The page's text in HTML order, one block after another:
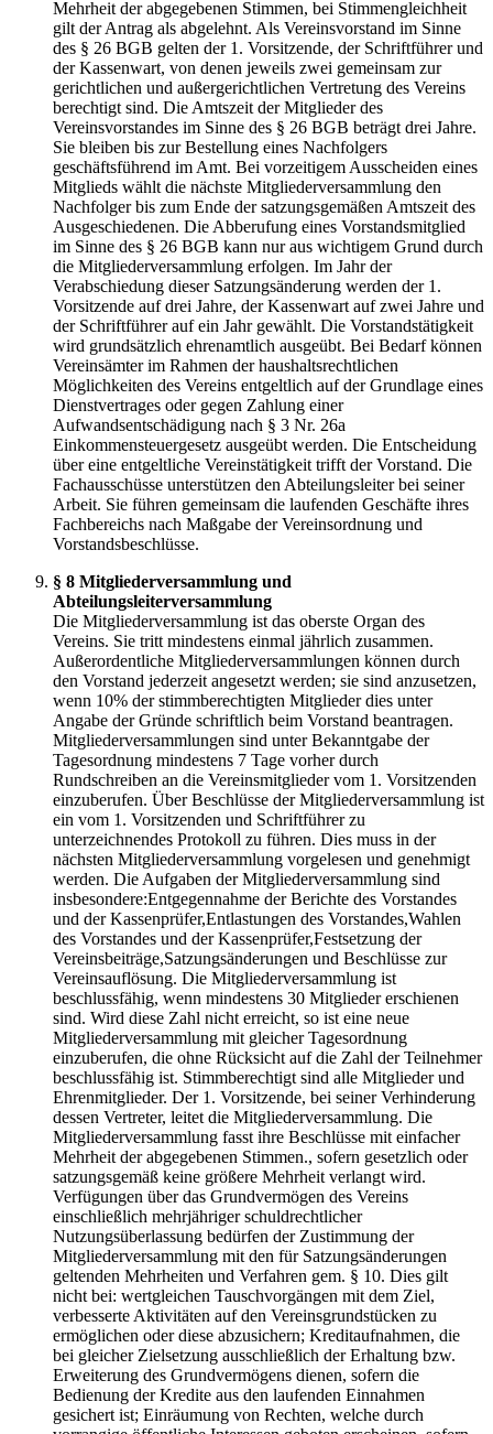
Mehrheit der abgegebenen Stimmen, bei Stimmengleichheit
gilt der Antrag als abgelehnt. Als Vereinsvorstand im Sinne
des § 26 BGB gelten der 1. Vorsitzende, der Schriftführer und
der Kassenwart, von denen jeweils zwei gemeinsam zur
gerichtlichen und außergerichtlichen Vertretung des Vereins
berechtigt sind. Die Amtszeit der Mitglieder des
Vereinsvorstandes im Sinne des § 26 BGB beträgt drei Jahre.
Sie bleiben bis zur Bestellung eines Nachfolgers
geschäftsführend im Amt. Bei vorzeitigem Ausscheiden eines
Mitglieds wählt die nächste Mitgliederversammlung den
Nachfolger bis zum Ende der satzungsgemäßen Amtszeit des
Ausgeschiedenen. Die Abberufung eines Vorstandsmitglied
im Sinne des § 26 BGB kann nur aus wichtigem Grund durch
die Mitgliederversammlung erfolgen. Im Jahr der
Verabschiedung dieser Satzungsänderung werden der 1.
Vorsitzende auf drei Jahre, der Kassenwart auf zwei Jahre und
der Schriftführer auf ein Jahr gewählt. Die Vorstandstätigkeit
wird grundsätzlich ehrenamtlich ausgeübt. Bei Bedarf können
Vereinsämter im Rahmen der haushaltsrechtlichen
Möglichkeiten des Vereins entgeltlich auf der Grundlage eines
Dienstvertrages oder gegen Zahlung einer
Aufwandsentschädigung nach § 3 Nr. 26a
Einkommensteuergesetz ausgeübt werden. Die Entscheidung
über eine entgeltliche Vereinstätigkeit trifft der Vorstand. Die
Fachausschüsse unterstützen den Abteilungsleiter bei seiner
Arbeit. Sie führen gemeinsam die laufenden Geschäfte ihres
Fachbereichs nach Maßgabe der Vereinsordnung und
Vorstandsbeschlüsse.
§ 8 Mitgliederversammlung und
Abteilungsleiterversammlung
Die Mitgliederversammlung ist das oberste Organ des
Vereins. Sie tritt mindestens einmal jährlich zusammen.
Außerordentliche Mitgliederversammlungen können durch
den Vorstand jederzeit angesetzt werden; sie sind anzusetzen,
wenn 10% der stimmberechtigten Mitglieder dies unter
Angabe der Gründe schriftlich beim Vorstand beantragen.
Mitgliederversammlungen sind unter Bekanntgabe der
Tagesordnung mindestens 7 Tage vorher durch
Rundschreiben an die Vereinsmitglieder vom 1. Vorsitzenden
einzuberufen. Über Beschlüsse der Mitgliederversammlung ist
ein vom 1. Vorsitzenden und Schriftführer zu
unterzeichnendes Protokoll zu führen. Dies muss in der
nächsten Mitgliederversammlung vorgelesen und genehmigt
werden. Die Aufgaben der Mitgliederversammlung sind
insbesondere:Entgegennahme der Berichte des Vorstandes
und der Kassenprüfer,Entlastungen des Vorstandes,Wahlen
des Vorstandes und der Kassenprüfer,Festsetzung der
Vereinsbeiträge,Satzungsänderungen und Beschlüsse zur
Vereinsauflösung. Die Mitgliederversammlung ist
beschlussfähig, wenn mindestens 30 Mitglieder erschienen
sind. Wird diese Zahl nicht erreicht, so ist eine neue
Mitgliederversammlung mit gleicher Tagesordnung
einzuberufen, die ohne Rücksicht auf die Zahl der Teilnehmer
beschlussfähig ist. Stimmberechtigt sind alle Mitglieder und
Ehrenmitglieder. Der 1. Vorsitzende, bei seiner Verhinderung
dessen Vertreter, leitet die Mitgliederversammlung. Die
Mitgliederversammlung fasst ihre Beschlüsse mit einfacher
Mehrheit der abgegebenen Stimmen., sofern gesetzlich oder
satzungsgemäß keine größere Mehrheit verlangt wird.
Verfügungen über das Grundvermögen des Vereins
einschließlich mehrjähriger schuldrechtlicher
Nutzungsüberlassung bedürfen der Zustimmung der
Mitgliederversammlung mit den für Satzungsänderungen
geltenden Mehrheiten und Verfahren gem. § 10. Dies gilt
nicht bei: wertgleichen Tauschvorgängen mit dem Ziel,
verbesserte Aktivitäten auf den Vereinsgrundstücken zu
ermöglichen oder diese abzusichern; Kreditaufnahmen, die
bei gleicher Zielsetzung ausschließlich der Erhaltung bzw.
Erweiterung des Grundvermögens dienen, sofern die
Bedienung der Kredite aus den laufenden Einnahmen
gesichert ist; Einräumung von Rechten, welche durch